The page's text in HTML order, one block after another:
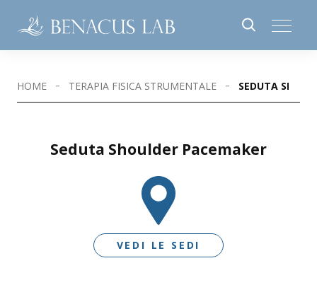
HOME TERAPIA FISICA STRUMENTALE SEDUTA
Seduta Shoulder Pacemaker
VEDI LE SEDI